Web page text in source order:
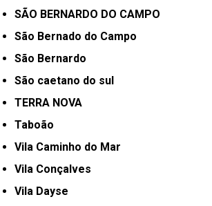
SÃO BERNARDO DO CAMPO
São Bernado do Campo
São Bernardo
São caetano do sul
TERRA NOVA
Taboão
Vila Caminho do Mar
Vila Conçalves
Vila Dayse